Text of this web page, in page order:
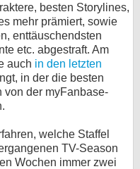
besten Storylines,
mehr prämiert, sowie
enttäuschendsten
etc. abgestraft. Am
auch in den letzten
in der die besten
von der myFanbase-
welche Staffel
TV-Season
Wochen immer zwei